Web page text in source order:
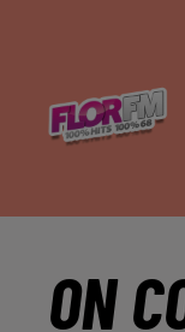
ON